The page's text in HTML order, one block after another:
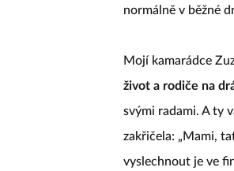
normálně v běžné
Mojí kamarádce
život a rodiče na
svými radami. A ty
zakřičela: „Mami,
vyslechnout je ve